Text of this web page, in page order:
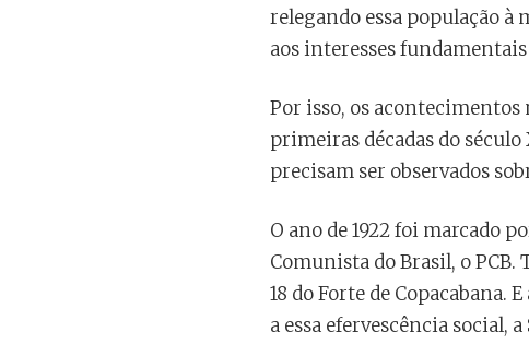
relegando essa população
aos interesses
Por isso, os acontecimentos
primeiras décadas do
precisam ser observados
O ano de 1922 foi marcado
Comunista do Brasil, o
18 do Forte de
a essa efervescência social,